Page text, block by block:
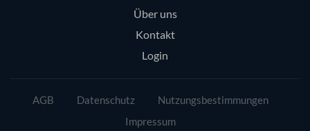
Über uns
Kontakt
Login
AGB Datenschutz
Nutzungsbestimmungen
Impressum